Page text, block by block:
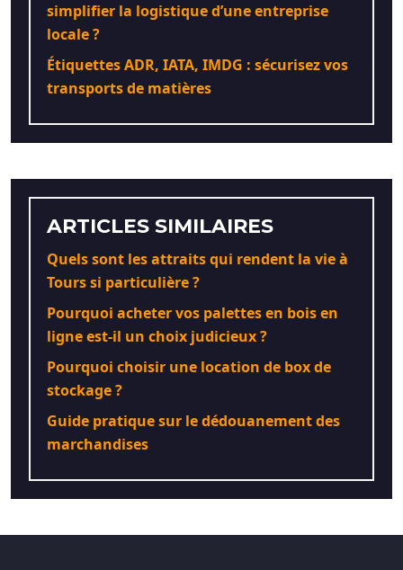
simplifier la logistique d’une entreprise
locale ?
Étiquettes ADR, IATA, IMDG : sécurisez vos
transports de matières
ARTICLES SIMILAIRES
Quels sont les attraits qui rendent la vie à
Tours si particulière ?
Pourquoi acheter vos palettes en bois en
ligne est-il un choix judicieux ?
Pourquoi choisir une location de box de
stockage ?
Guide pratique sur le dédouanement des
marchandises